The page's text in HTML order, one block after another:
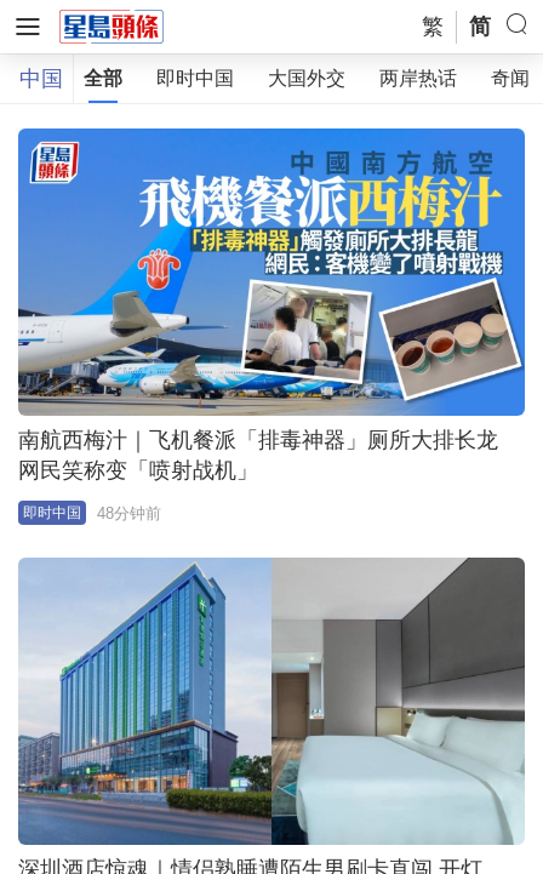
繁 简
中国 全部 即时中国 大国外交 两岸热话 奇闻
南航西梅汁｜飞机餐派「排毒神器」厕所大排长龙
网民笑称变「喷射战机」
即时中国 48分钟前
深圳酒店惊魂｜情侣熟睡遭陌生男刷卡直闯 开灯